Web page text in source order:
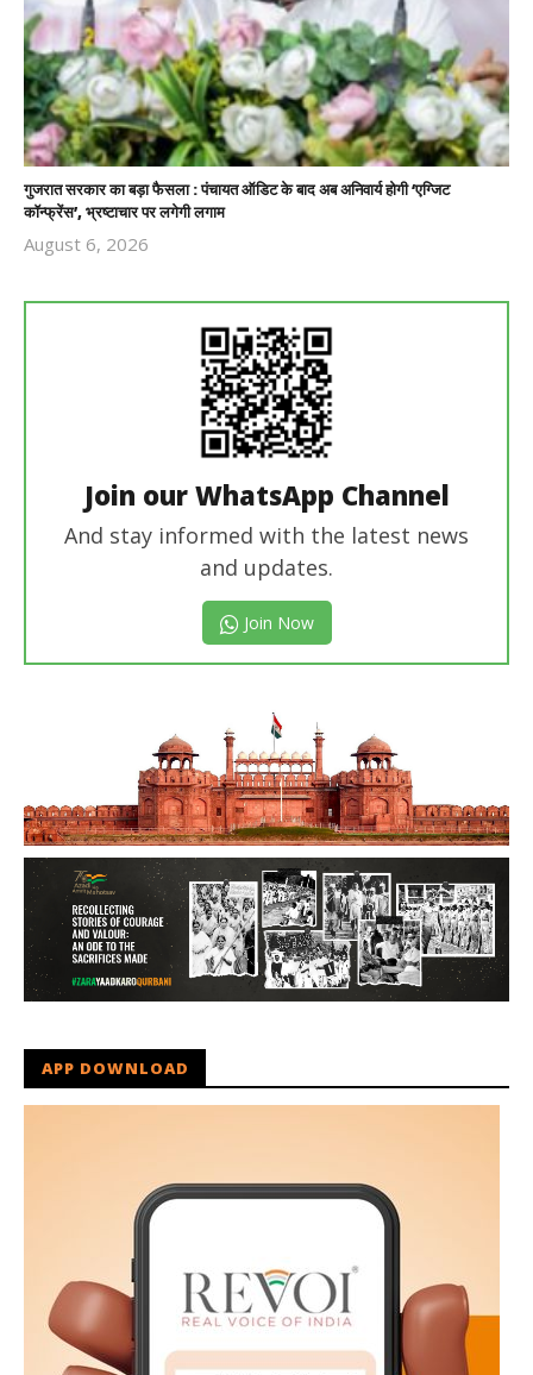
गुजरात सरकार का बड़ा फैसला : पंचायत ऑडिट के बाद अब अनिवार्य होगी ‘एग्जिट
कॉन्फ्रेंस’, भ्रष्टाचार पर लगेगी लगाम
August 6, 2026
Join our WhatsApp Channel
And stay informed with the latest news
and updates.
Join Now
APP DOWNLOAD